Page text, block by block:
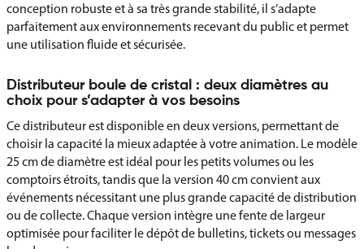
conception robuste et à sa très grande stabilité, il s’adapte
parfaitement aux environnements recevant du public et permet
une utilisation fluide et sécurisée.
Distributeur boule de cristal : deux diamètres au
choix pour s’adapter à vos besoins
Ce distributeur est disponible en deux versions, permettant de
choisir la capacité la mieux adaptée à votre animation. Le modèle
25 cm de diamètre est idéal pour les petits volumes ou les
comptoirs étroits, tandis que la version 40 cm convient aux
événements nécessitant une plus grande capacité de distribution
ou de collecte. Chaque version intègre une fente de largeur
optimisée pour faciliter le dépôt de bulletins, tickets ou messages